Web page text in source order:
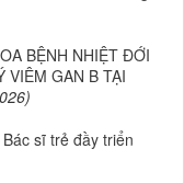
BỆNH NHIỆT ĐỚI
VIÊM GAN B TẠI
sĩ trẻ đầy triển